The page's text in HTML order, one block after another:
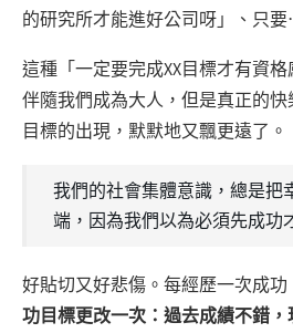
的研究所才能進好公司呀」、只
這種「一定要完成XX目標才有資
伴隨我們成為大人，但是真正的
目標的出現，默默地又飄更遠了。
我們的社會集體意識，總是把
端，因為我們以為必須先成功
好貼切又好悲傷。每經歷一次成功
功目標更改一次：過去成績不錯